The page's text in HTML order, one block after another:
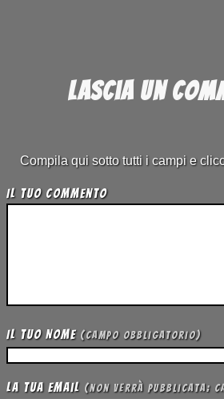
Lascia un
Compila qui sotto tutti i campi e
Il tuo Commento
Il tuo Nome (campo obbligatorio)
La tua Email (non verrà pubblicata;